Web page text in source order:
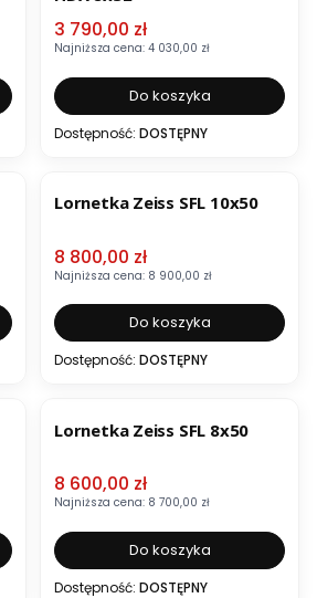
Cena promocyjna
3 790,00 zł
Najniższa cena: 4 030,00 zł
Do koszyka
Dostępność: DOSTĘPNY
Lornetka Zeiss SFL 10x50
Cena promocyjna
8 800,00 zł
Najniższa cena: 8 900,00 zł
Do koszyka
Dostępność: DOSTĘPNY
Lornetka Zeiss SFL 8x50
Cena promocyjna
8 600,00 zł
Najniższa cena: 8 700,00 zł
Do koszyka
Dostępność: DOSTĘPNY